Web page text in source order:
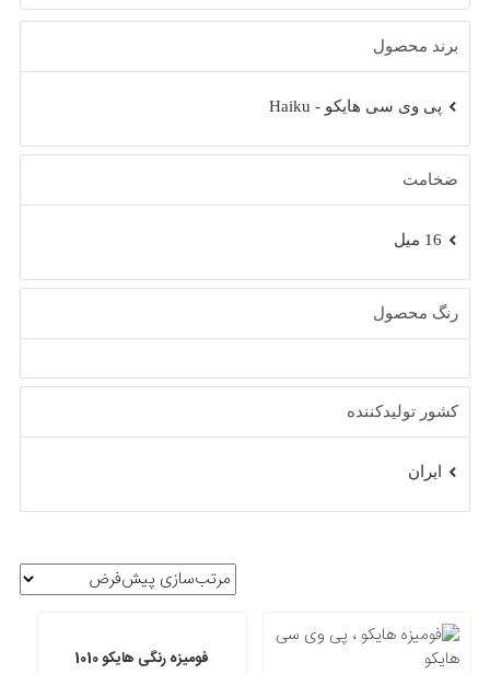
برند محصول
پی وی سی هایکو - Haiku
ضخامت
16 میل
رنگ محصول
کشور تولیدکننده
ایران
فومیزه رنگی هایکو 1010